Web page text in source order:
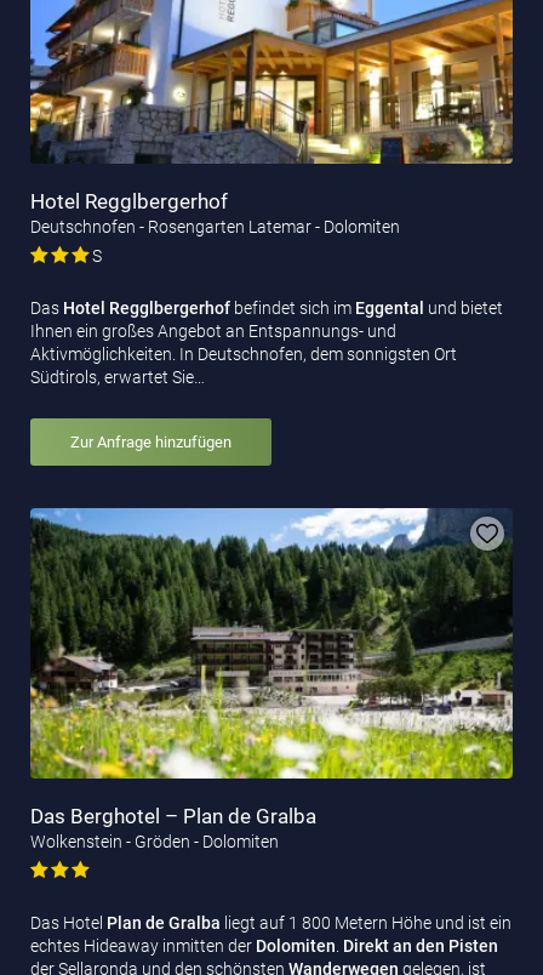
Hotel Regglbergerhof
Deutschnofen - Rosengarten Latemar - Dolomiten
S
Das Hotel Regglbergerhof befindet sich im Eggental und bietet
Ihnen ein großes Angebot an Entspannungs- und
Aktivmöglichkeiten. In Deutschnofen, dem sonnigsten Ort
Südtirols, erwartet Sie…
Zur Anfrage hinzufügen
Das Berghotel – Plan de Gralba
Wolkenstein - Gröden - Dolomiten
Das Hotel Plan de Gralba liegt auf 1 800 Metern Höhe und ist ein
echtes Hideaway inmitten der Dolomiten. Direkt an den Pisten
der Sellaronda und den schönsten Wanderwegen gelegen, ist